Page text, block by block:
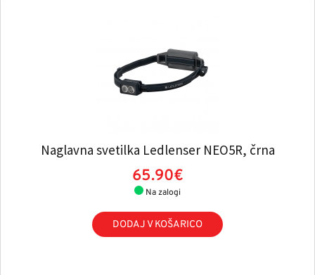
Naglavna svetilka Ledlenser NEO5R, črna
65.90€
Na zalogi
DODAJ V KOŠARICO